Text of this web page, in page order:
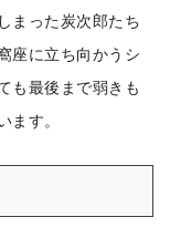
まった炭次郎たち
座に立ち向かうシ
も最後まで弱きも
ます。